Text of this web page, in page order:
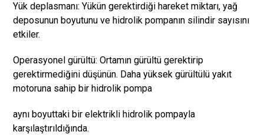
Yük deplasmanı: Yükün gerektirdiği hareket miktarı, yağ
deposunun boyutunu ve hidrolik pompanın silindir sayısını
etkiler.
Operasyonel gürültü: Ortamın gürültü gerektirip
gerektirmediğini düşünün. Daha yüksek gürültülü yakıt
motoruna sahip bir hidrolik pompa
aynı boyuttaki bir elektrikli hidrolik pompayla
karşılaştırıldığında.